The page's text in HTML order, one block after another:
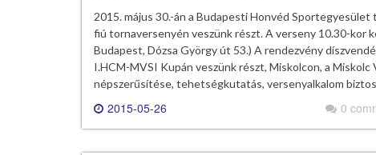
2015. május 30.-án a Budapesti Honvéd
fiú tornaversenyén veszünk részt. A verseny 10.30-kor
Budapest, Dózsa György út 53.) A rendezvény
I.HCM-MVSI Kupán veszünk részt, Miskolcon, a
népszerűsítése, tehetségkutatás, versenyalkalom
2015-05-26 0